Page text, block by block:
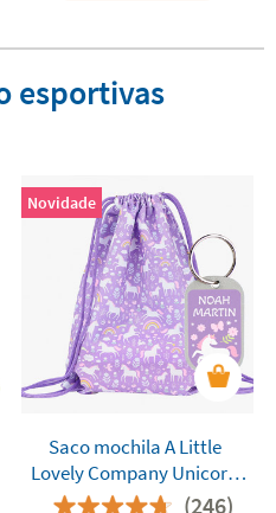
esportivas
Novidade
Saco mochila A Little
Lovely Company Unicorn
Dreams
(246)